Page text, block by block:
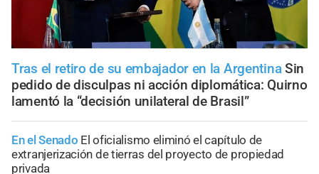
Tras el retiro de su embajador en la Argentina Sin
pedido de disculpas ni acción diplomática: Quirno
lamentó la “decisión unilateral de Brasil”
En el Senado El oficialismo eliminó el capítulo de
extranjerización de tierras del proyecto de propiedad
privada